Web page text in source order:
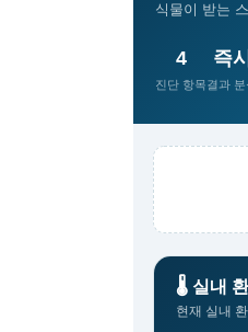
식물이 받는
4
진단 항목
즉시
결과 분
🌡️ 실내
현재 실내